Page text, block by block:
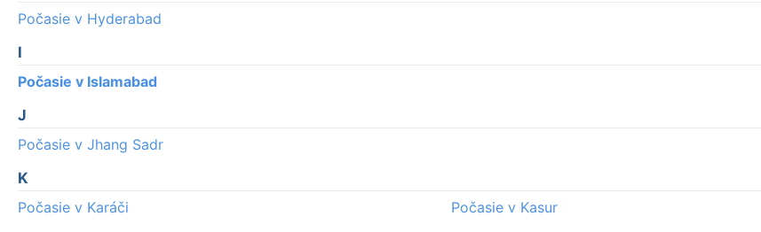
Počasie v Hyderabad
I
Počasie v Islamabad
J
Počasie v Jhang Sadr
K
Počasie v Karáči
Počasie v Kasur